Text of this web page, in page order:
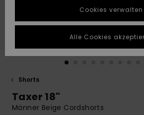
Starten Sie eine
um die
schnellste
Antwort auf Ihre
Finden Sie
QUIKSILVER APP
WUNSCHLISTE
Shorts
Taxer 18"
Männer Beige Cordshorts
Cookies verwalten
Alle Cookies